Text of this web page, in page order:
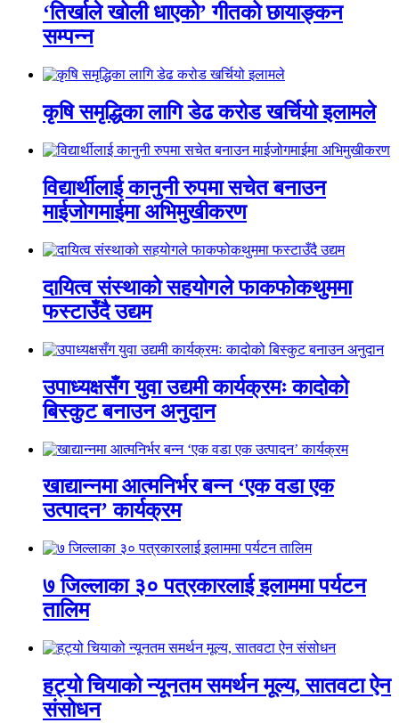
‘तिर्खाले खोली धाएको’ गीतको छायाङ्कन
सम्पन्न
कृषि समृद्धिका लागि डेढ करोड खर्चियो इलामले
विद्यार्थीलाई कानुनी रुपमा सचेत बनाउन
माईजोगमाईमा अभिमुखीकरण
दायित्व संस्थाको सहयोगले फाकफोकथुममा
फस्टाउँदै उद्यम
उपाध्यक्षसँग युवा उद्यमी कार्यक्रमः कादोको
बिस्कुट बनाउन अनुदान
खाद्यान्नमा आत्मनिर्भर बन्न ‘एक वडा एक
उत्पादन’ कार्यक्रम
७ जिल्लाका ३० पत्रकारलाई इलाममा पर्यटन
तालिम
हट्यो चियाको न्यूनतम समर्थन मूल्य, सातवटा ऐन
संसोधन